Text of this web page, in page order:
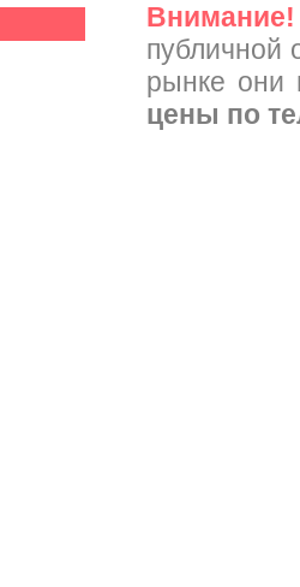
Внимание!
публичной
рынке они
цены по